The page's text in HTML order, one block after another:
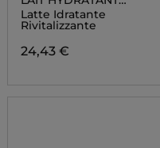
REVITALISANT
Latte Idratante
Rivitalizzante
24,43 €